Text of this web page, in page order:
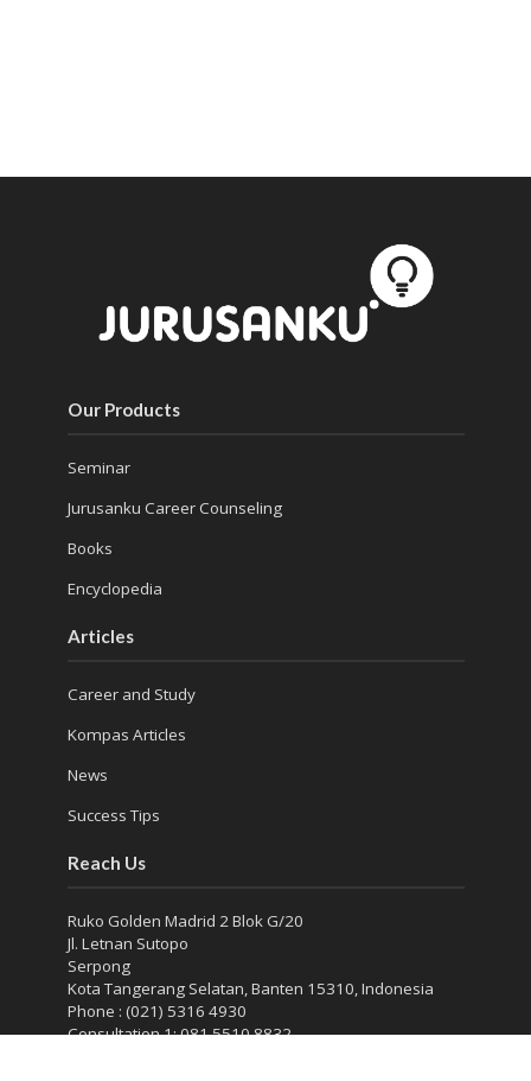
Our Products
Seminar
Jurusanku Career Counseling
Books
Encyclopedia
Articles
Career and Study
Kompas Articles
News
Success Tips
Reach Us
Ruko Golden Madrid 2 Blok G/20
Jl. Letnan Sutopo
Serpong
Kota Tangerang Selatan, Banten 15310, Indonesia
Phone : (021) 5316 4930
Consultation 1: 081 5510 8832